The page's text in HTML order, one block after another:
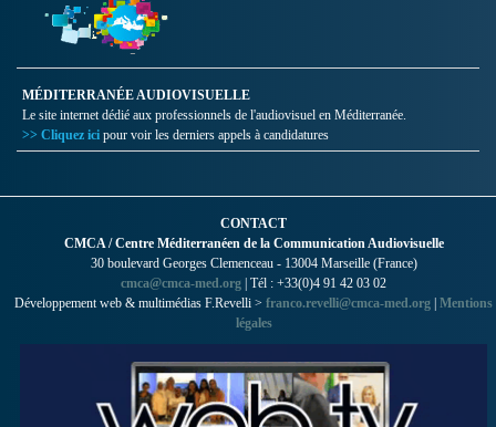
MÉDITERRANÉE AUDIOVISUELLE
Le site internet dédié aux professionnels de l'audiovisuel en Méditerranée.
>> Cliquez ici pour voir les derniers appels à candidatures
CONTACT
CMCA / Centre Méditerranéen de la Communication Audiovisuelle
30 boulevard Georges Clemenceau - 13004 Marseille (France)
cmca@cmca-med.org | Tél : +33(0)4 91 42 03 02
Développement web & multimédias F.Revelli > franco.revelli@cmca-med.org | Mentions
légales